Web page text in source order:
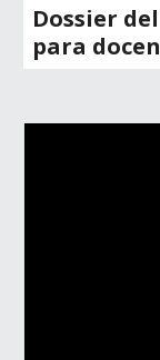
Dossier
para